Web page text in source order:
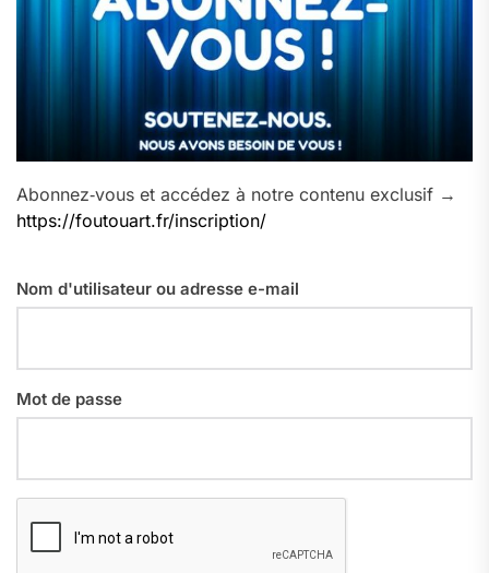
Abonnez‑vous et accédez à notre contenu exclusif →
https://foutouart.fr/inscription/
Nom d'utilisateur ou adresse e-mail
Mot de passe